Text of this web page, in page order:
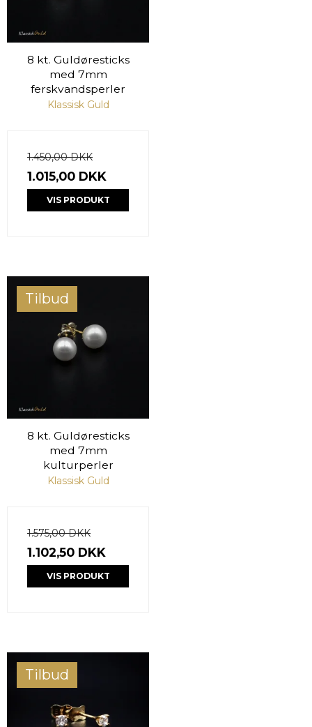
8 kt. Guldøresticks
med 7mm
ferskvandsperler
Klassisk Guld
1.450,00 DKK
1.015,00 DKK
VIS PRODUKT
Tilbud
8 kt. Guldøresticks
med 7mm
kulturperler
Klassisk Guld
1.575,00 DKK
1.102,50 DKK
VIS PRODUKT
Tilbud